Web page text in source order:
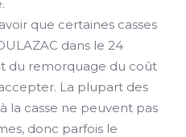
que certaines casses
dans le 24
du remorquage du coût
La plupart des
la casse ne peuvent pas
donc parfois le